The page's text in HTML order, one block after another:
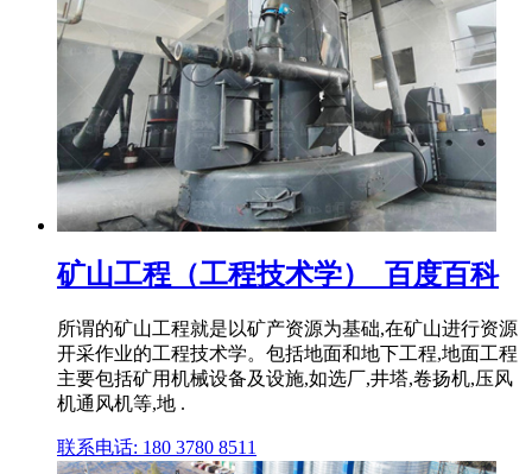
矿山工程（工程技术学）_百度百科
所谓的矿山工程就是以矿产资源为基础,在矿山进行资源
开采作业的工程技术学。包括地面和地下工程,地面工程
主要包括矿用机械设备及设施,如选厂,井塔,卷扬机,压风
机通风机等,地 .
联系电话: 180 3780 8511